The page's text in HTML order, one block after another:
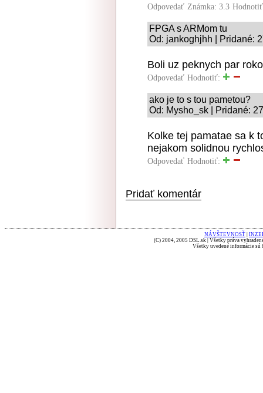
Odpovedať Známka: 3.3
FPGA s ARMom tu
Od: jankoghjhh | Pridané:
Boli uz peknych par
Odpovedať Hodnotiť:
ako je to s tou pametou?
Od: Mysho_sk | Pridané:
Kolke tej pamatae sa k
nejakom solidnou
Odpovedať Hodnotiť:
Pridať komentár
NÁVŠTEVNOSŤ
(C) 2004, 2005 DSL.sk | Všetky práva
Všetky uvedené informácie sú